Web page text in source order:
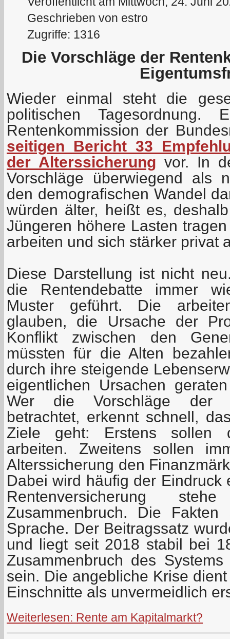
Geschrieben von estro
Zugriffe: 1316
Die Vorschläge der
Wieder einmal steht die
politischen
Rentenkommission der
seitigen Bericht 33
der Alterssicherung vor. In
Vorschläge überwiegend als
den demografischen Wandel
würden älter, heißt es,
Jüngeren höhere Lasten
arbeiten und sich stärker privat
Diese Darstellung ist nicht
die Rentendebatte immer
Muster geführt. Die
glauben, die Ursache der
Konflikt zwischen den
müssten für die Alten
durch ihre steigende
eigentlichen Ursachen
Wer die Vorschläge der
betrachtet, erkennt schnell,
Ziele geht: Erstens sollen
arbeiten. Zweitens sollen
Alterssicherung den
Dabei wird häufig der Eindruck
Rentenversicherung
Zusammenbruch. Die
Sprache. Der Beitragssatz
und liegt seit 2018 stabil bei
Zusammenbruch des
sein. Die angebliche Krise
Einschnitte als unvermeidlich
Weiterlesen: Rente am Kapitalmarkt?